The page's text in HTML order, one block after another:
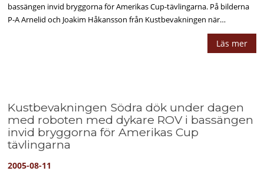
bassängen invid bryggorna för Amerikas Cup-tävlingarna. På bilderna
P-A Arnelid och Joakim Håkansson från Kustbevakningen när…
Läs mer
Kustbevakningen Södra dök under dagen
med roboten med dykare ROV i bassängen
invid bryggorna för Amerikas Cup
tävlingarna
2005-08-11